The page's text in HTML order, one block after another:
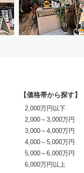
【価格帯から探す】
2,000万円以下
2,000～3,000万円
3,000～4,000万円
4,000～5,000万円
5,000～6,000万円
6,000万円以上